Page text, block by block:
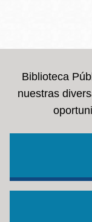
Biblioteca
nuestras